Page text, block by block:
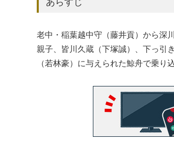
あらすじ
老中・稲葉越中守（藤井貢）から深
親子、皆川久蔵（下塚誠）、下っ引
（若林豪）に与えられた鯨舟で乗り